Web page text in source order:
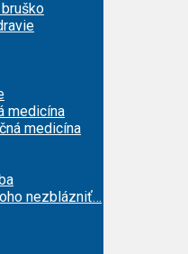
medicína
medicína
nezblázniť…